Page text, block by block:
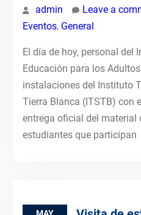
admin Leave a
Eventos, General
El día de hoy, personal del
Educación para los
instalaciones del Instituto
Tierra Blanca (ITSTB) con
entrega oficial del material
estudiantes que participan